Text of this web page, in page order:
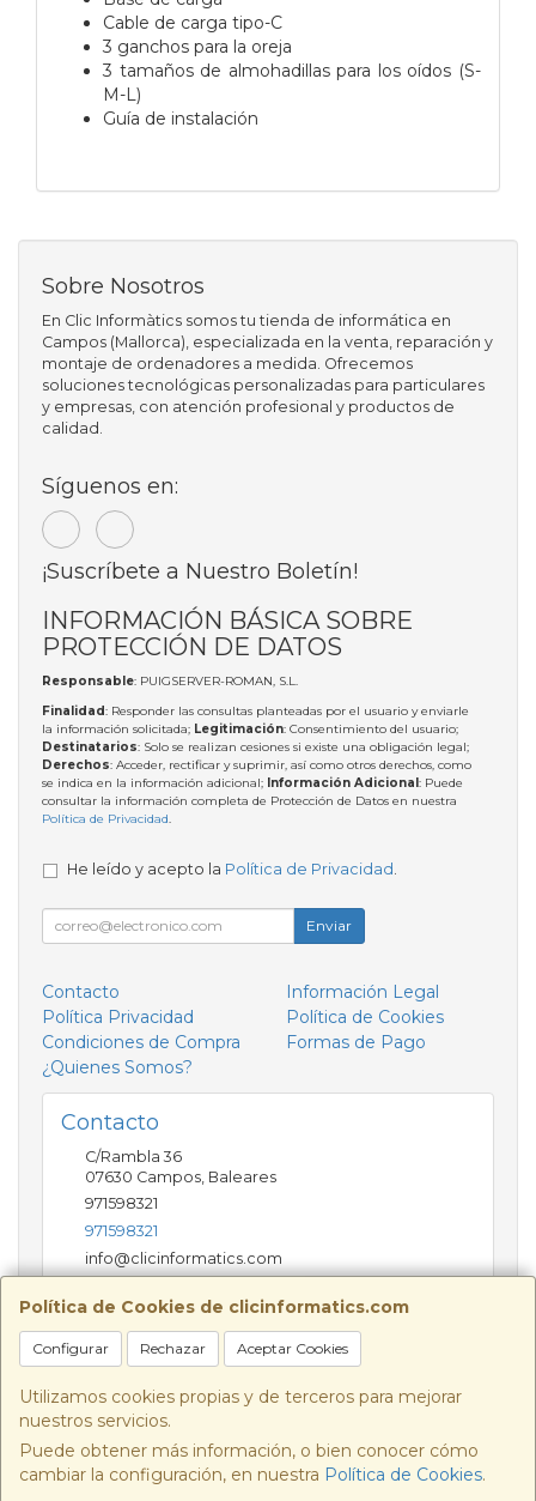
Cable de carga tipo-C
3 ganchos para la oreja
3 tamaños de almohadillas para los oídos (S-
M-L)
Guía de instalación
Política de Cookies de clicinformatics.com
Configurar Rechazar Aceptar Cookies
Utilizamos cookies propias y de terceros para mejorar
nuestros servicios.
Puede obtener más información, o bien conocer cómo
cambiar la configuración, en nuestra Política de Cookies.
Sobre Nosotros
En Clic Informàtics somos tu tienda de informática en
Campos (Mallorca), especializada en la venta, reparación y
montaje de ordenadores a medida. Ofrecemos
soluciones tecnológicas personalizadas para particulares
y empresas, con atención profesional y productos de
calidad.
Síguenos en:
¡Suscríbete a Nuestro Boletín!
INFORMACIÓN BÁSICA SOBRE
PROTECCIÓN DE DATOS
Responsable: PUIGSERVER-ROMAN, S.L.
Finalidad: Responder las consultas planteadas por el usuario y enviarle
la información solicitada; Legitimación: Consentimiento del usuario;
Destinatarios: Solo se realizan cesiones si existe una obligación legal;
Derechos: Acceder, rectificar y suprimir, así como otros derechos, como
se indica en la información adicional; Información Adicional: Puede
consultar la información completa de Protección de Datos en nuestra
Política de Privacidad.
He leído y acepto la Política de Privacidad
Enviar
Contacto
Información Legal
Política Privacidad
Política de Cookies
Condiciones de Compra
Formas de Pago
¿Quienes Somos?
Contacto
C/Rambla 36
07630 Campos Baleares
971598321
971598321
info@clicinformatics.com
Horario
De lunes a viernes 9:00-13:30/16:00-19:30 Sábados
10:00-13:00
, , , , España. - C.I.F.: B57693244 - Tfno: